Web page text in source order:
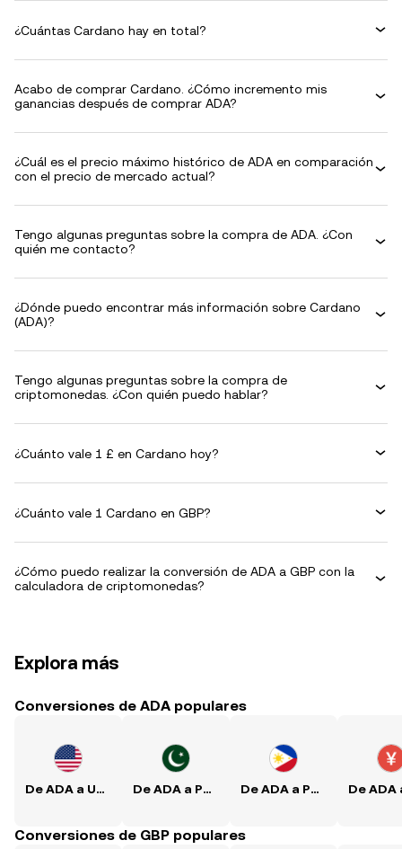
¿Cuántas Cardano hay en total?
Acabo de comprar Cardano. ¿Cómo incremento mis
ganancias después de comprar ADA?
¿Cuál es el precio máximo histórico de ADA en comparación
con el precio de mercado actual?
Tengo algunas preguntas sobre la compra de ADA. ¿Con
quién me contacto?
¿Dónde puedo encontrar más información sobre Cardano
(ADA)?
Tengo algunas preguntas sobre la compra de
criptomonedas. ¿Con quién puedo hablar?
¿Cuánto vale 1 £ en Cardano hoy?
¿Cuánto vale 1 Cardano en GBP?
¿Cómo puedo realizar la conversión de ADA a GBP con la
calculadora de criptomonedas?
Explora más
Conversiones de ADA populares
De ADA a USD De ADA a PKR De ADA a PHP
Conversiones de GBP populares